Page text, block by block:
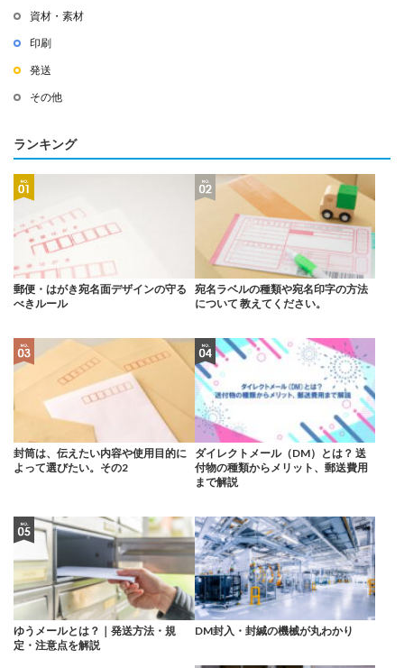
資材・素材
印刷
発送
その他
ランキング
郵便・はがき宛名面デザインの守る
べきルール
宛名ラベルの種類や宛名印字の方法
について 教えてください。
封筒は、伝えたい内容や使用目的に
よって選びたい。その2
ダイレクトメール（DM）とは？ 送
付物の種類からメリット、郵送費用
まで解説
ゆうメールとは？｜発送方法・規
定・注意点を解説
DM封入・封緘の機械が丸わかり